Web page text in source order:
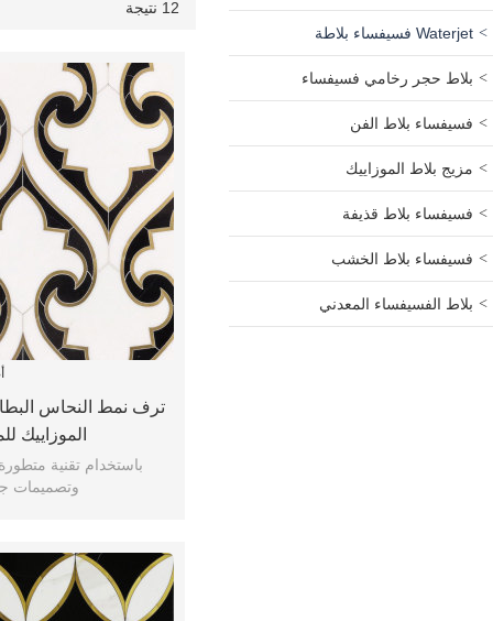
Waterjet فسيفساء بلاطة
بلاط حجر رخامي فسيفساء
فسيفساء بلاط الفن
مزيج بلاط الموزاييك
فسيفساء بلاط قذيفة
فسيفساء بلاط الخشب
بلاط الفسيفساء المعدني
12 نتيجة قائمةعرض
ترف نمط النحاس
الموزاييك
باستخدام تقنية
وتصميمات